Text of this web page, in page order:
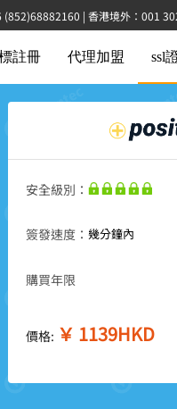
| 香港境外：001
註冊 代理加盟 ssl
安全級別：
簽發速度： 幾分鐘內
購買年限
價格: ￥ 1139HKD